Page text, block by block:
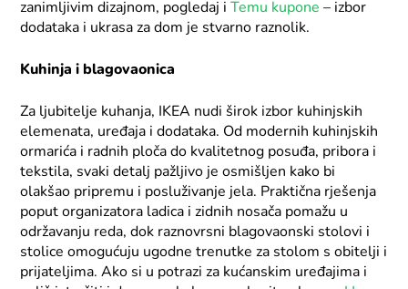
zanimljivim dizajnom, pogledaj i
Temu kupone – izbor
dodataka i ukrasa za dom je stvarno raznolik.
Kuhinja i blagovaonica
Za ljubitelje kuhanja, IKEA nudi širok izbor kuhinjskih
elemenata, uređaja i dodataka. Od modernih kuhinjskih
ormarića i radnih ploča do kvalitetnog posuđa, pribora i
tekstila, svaki detalj pažljivo je osmišljen kako bi
olakšao pripremu i posluživanje jela. Praktična rješenja
poput organizatora ladica i zidnih nosača pomažu u
održavanju reda, dok raznovrsni blagovaonski stolovi i
stolice omogućuju ugodne trenutke za stolom s obitelji i
prijateljima. Ako si u potrazi za kućanskim uređajima i